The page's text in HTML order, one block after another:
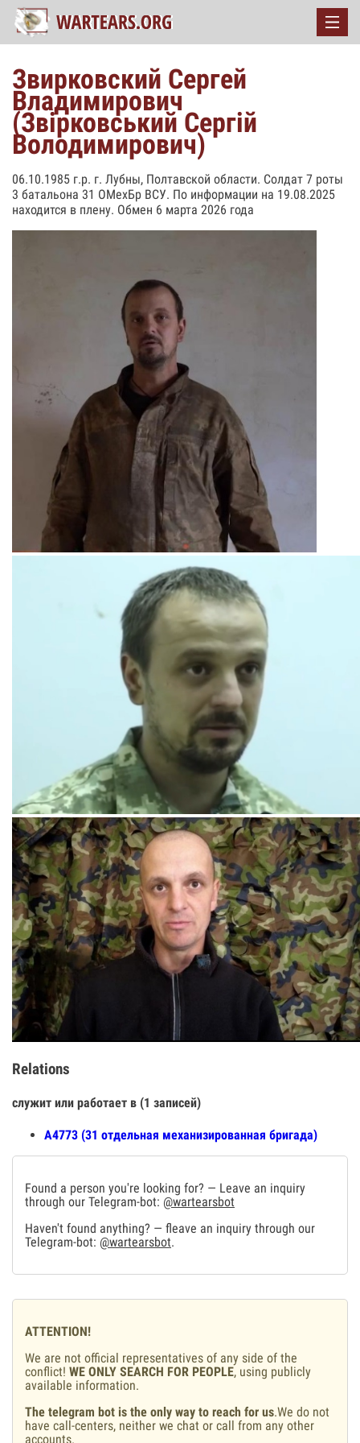
Звирковский Сергей
Владимирович
(Звірковський Сергій
Володимирович)
06.10.1985 г.р. г. Лубны, Полтавской области. Солдат 7 роты
3 батальона 31 ОМехБр ВСУ. По информации на 19.08.2025
находится в плену. Обмен 6 марта 2026 года
Relations
служит или работает в (1 записей)
А4773 (31 отдельная механизированная бригада)
Found a person you're looking for? — Leave an inquiry
through our Telegram-bot: @wartearsbot
Haven't found anything? — fleave an inquiry through our
Telegram-bot: @wartearsbot.
ATTENTION!
We are not official representatives of any side of the
conflict! WE ONLY SEARCH FOR PEOPLE, using publicly
available information.
The telegram bot is the only way to reach for us.We do not
have call-centers, neither we chat or call from any other
accounts.